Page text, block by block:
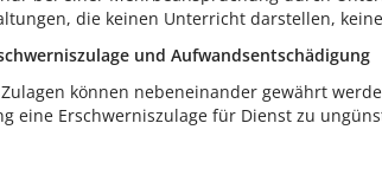
die keinen Unterricht darstellen,
und Aufwandsentschädigung
können nebeneinander gewährt
eine Erschwerniszulage für Dienst zu